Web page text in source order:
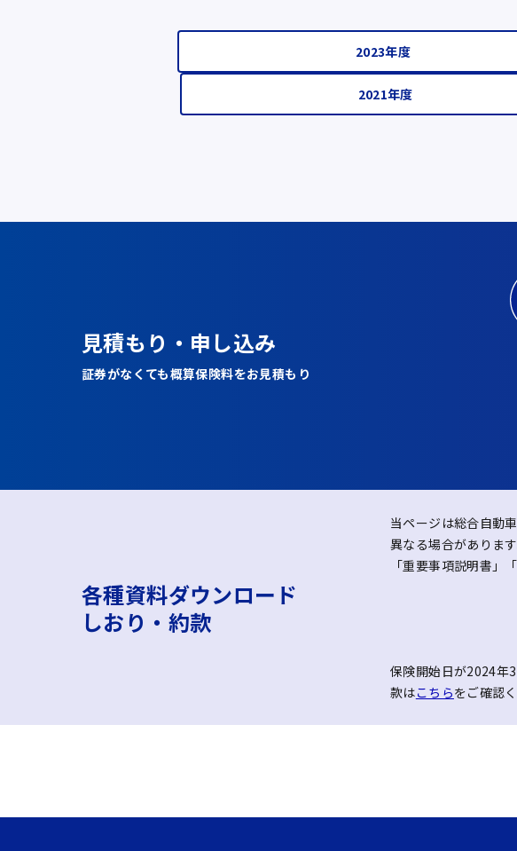
2023年度
2021年度
見積もり・申し込み
証券がなくても概算保険料をお見積もり
各種資料ダウンロード
しおり・約款
当ページは総合自動
異なる場合がありま
「重要事項説明書」
保険開始日が2024年
款はこちらをご確認